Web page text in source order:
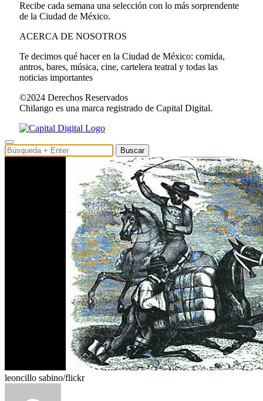
Recibe cada semana una selección con lo más sorprendente
de la Ciudad de México.
ACERCA DE NOSOTROS
Te decimos qué hacer en la Ciudad de México: comida,
antros, bares, música, cine, cartelera teatral y todas las
noticias importantes
©2024 Derechos Reservados
Chilango es una marca registrado de Capital Digital.
Buscar
leoncillo sabino/flickr